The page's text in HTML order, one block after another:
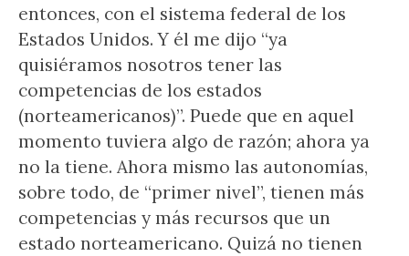
entonces, con el sistema federal de los
Estados Unidos. Y él me dijo “ya
quisiéramos nosotros tener las
competencias de los estados
(norteamericanos)”. Puede que en aquel
momento tuviera algo de razón; ahora ya
no la tiene. Ahora mismo las autonomías,
sobre todo, de “primer nivel”, tienen más
competencias y más recursos que un
estado norteamericano. Quizá no tienen